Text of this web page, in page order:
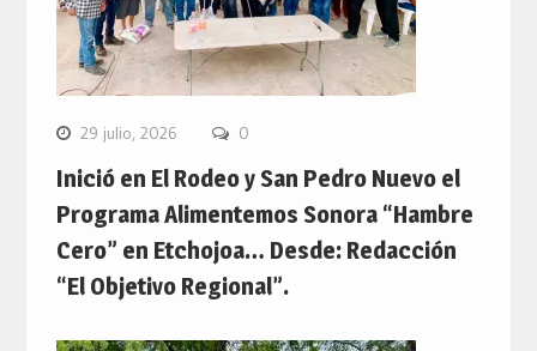
29 julio, 2026 0
Inició en El Rodeo y San Pedro Nuevo el
Programa Alimentemos Sonora “Hambre
Cero” en Etchojoa… Desde: Redacción
“El Objetivo Regional”.